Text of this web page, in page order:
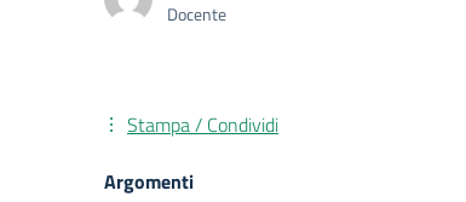
Docente
Stampa / Condividi
Argomenti